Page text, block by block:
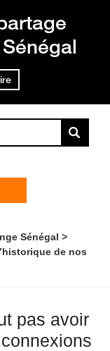
Sénégal
de nos
pas avoir